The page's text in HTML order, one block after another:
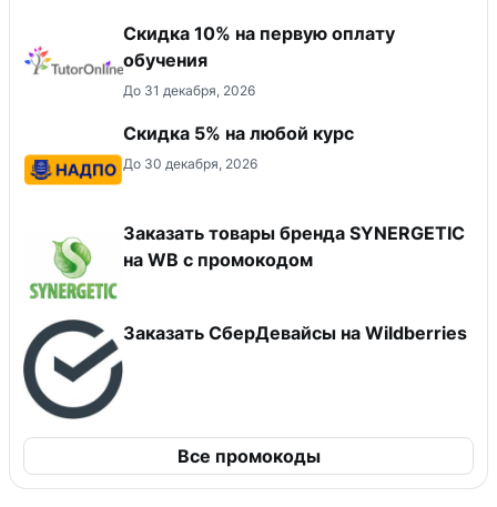
Скидка 10% на первую оплату
обучения
До 31 декабря, 2026
Скидка 5% на любой курс
До 30 декабря, 2026
Заказать товары бренда SYNERGETIC
на WB с промокодом
Заказать СберДевайсы на Wildberries
Все промокоды